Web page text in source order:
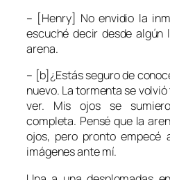
– [Henry] No envidio la
escuché decir desde
arena.
– [b]¿Estás seguro de
nuevo. La tormenta se
ver. Mis ojos se
completa. Pensé que la
ojos, pero pronto empecé
imágenes ante mí.